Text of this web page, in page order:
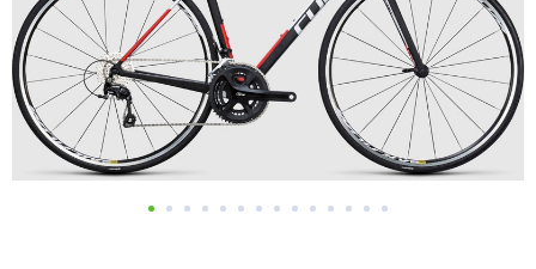
Добавляйте товары
в корзину
Оплачивайте сегодня только
25% картой любого банка